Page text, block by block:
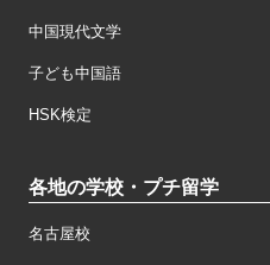
中国現代文学
子ども中国語
HSK検定
各地の学校・プチ留学
名古屋校